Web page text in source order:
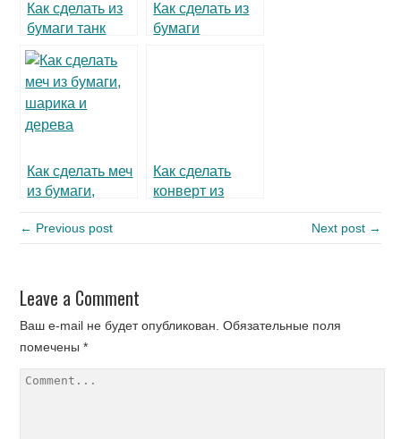
Как сделать из
бумаги танк
своими руками
Как сделать из
бумаги
Как сделать меч
из бумаги,
дерева
Как сделать
конверт из
← Previous post Next post →
Leave a Comment
Ваш e-mail не будет опубликован. Обязательные поля
помечены*